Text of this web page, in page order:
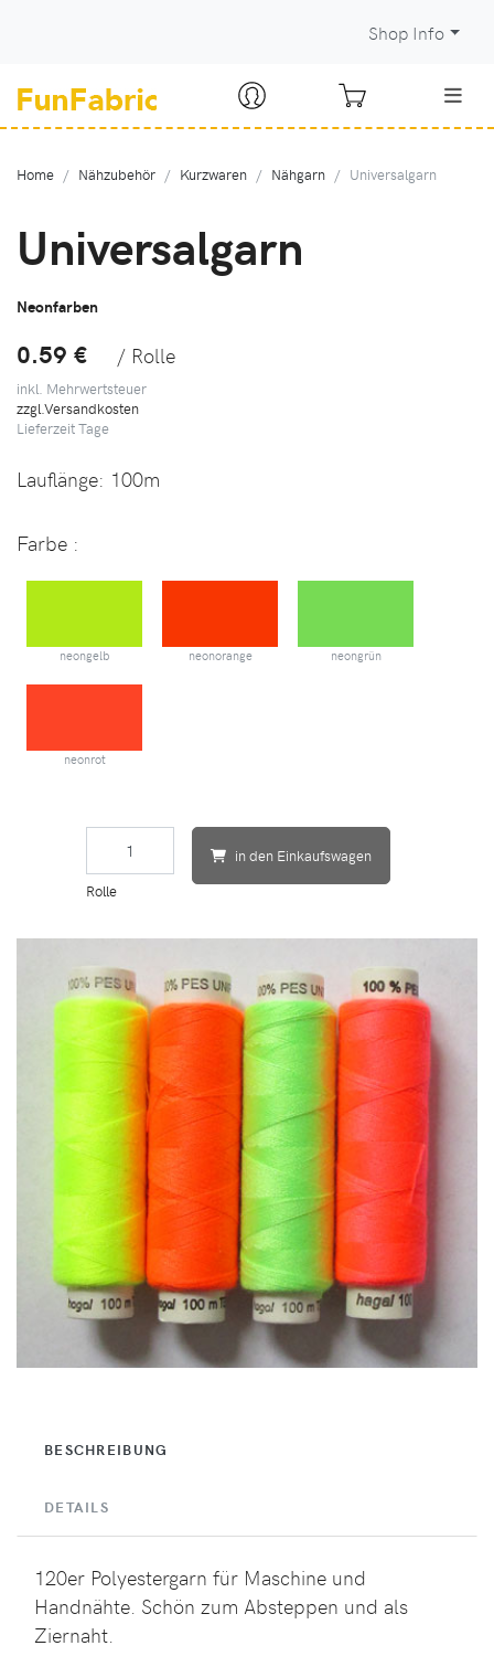
Shop Info
Home Nähzubehör Kurzwaren Nähgarn Universalgarn
Universalgarn
Neonfarben
0.59 € / Rolle
inkl. Mehrwertsteuer
zzgl.Versandkosten
LieferzeitTage
Lauflänge: 100m
Farbe :
neongelb neonorange neongrün
neonrot
Rolle
in den Einkaufswagen
BESCHREIBUNG
DETAILS
120er Polyestergarn für Maschine und
Handnähte. Schön zum Absteppen und als
Ziernaht.